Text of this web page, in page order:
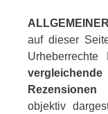
auf dieser
Rezensionen
objektiv